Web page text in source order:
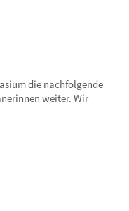
die nachfolgende
weiter. Wir